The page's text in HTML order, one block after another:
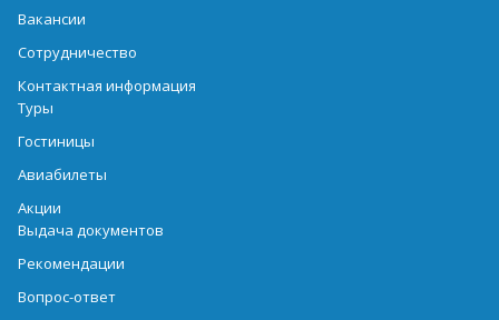
Вакансии
Сотрудничество
Контактная информация
Туры
Гостиницы
Авиабилеты
Акции
Выдача документов
Рекомендации
Вопрос-ответ